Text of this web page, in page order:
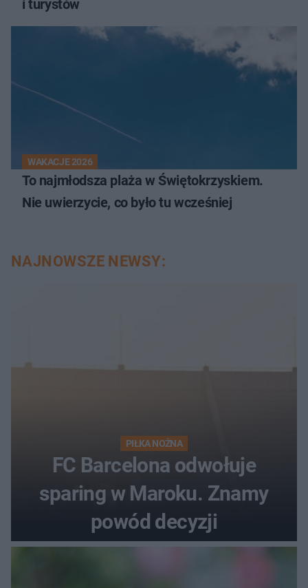
i turystów
WAKACJE 2026
To najmłodsza plaża w Świętokrzyskiem.
Nie uwierzycie, co było tu wcześniej
NAJNOWSZE NEWSY:
PIŁKA NOŻNA
FC Barcelona odwołuje
sparing w Maroku. Znamy
powód decyzji